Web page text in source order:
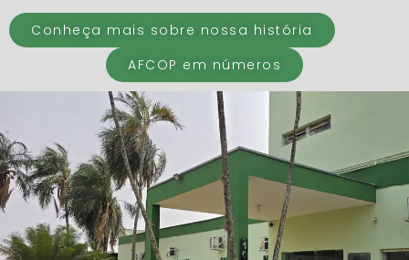
Conheça mais sobre nossa história
AFCOP em números